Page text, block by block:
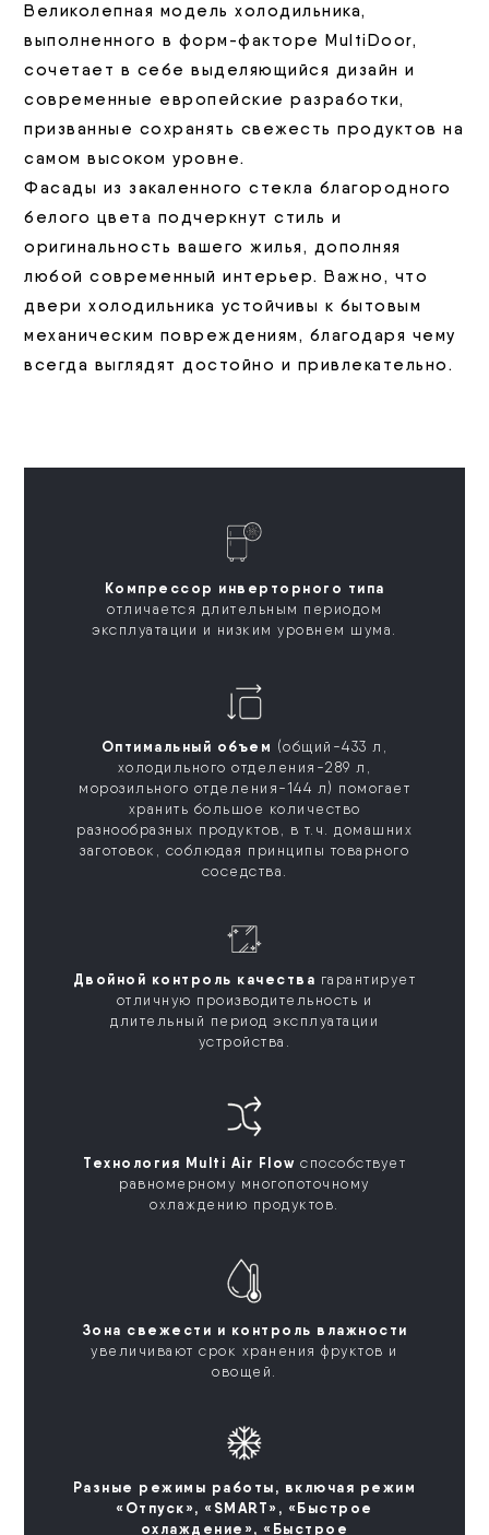
Великолепная модель холодильника,
выполненного в форм-факторе MultiDoor,
сочетает в себе выделяющийся дизайн и
современные европейские разработки,
призванные сохранять свежесть продуктов на
самом высоком уровне.
Фасады из закаленного стекла благородного
белого цвета подчеркнут стиль и
оригинальность вашего жилья, дополняя
любой современный интерьер. Важно, что
двери холодильника устойчивы к бытовым
механическим повреждениям, благодаря чему
всегда выглядят достойно и привлекательно.
Компрессор инверторного типа
отличается длительным периодом
эксплуатации и низким уровнем шума.
Оптимальный объем (общий-433 л,
холодильного отделения-289 л,
морозильного отделения-144 л) помогает
хранить большое количество
разнообразных продуктов, в т.ч. домашних
заготовок, соблюдая принципы товарного
соседства.
Двойной контроль качества гарантирует
отличную производительность и
длительный период эксплуатации
устройства.
Технология Multi Air Flow способствует
равномерному многопоточному
охлаждению продуктов.
Зона свежести и контроль влажности
увеличивают срок хранения фруктов и
овощей.
Разные режимы работы, включая режим
«Отпуск», «SMART», «Быстрое
охлаждение», «Быстрое